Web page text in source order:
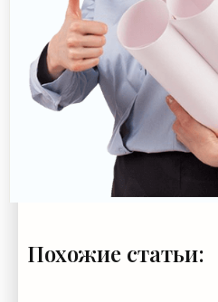
Похожие статьи: